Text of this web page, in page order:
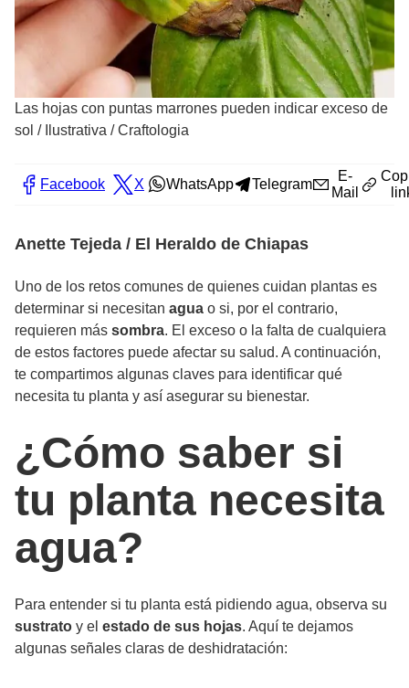
Las hojas con puntas marrones pueden indicar exceso de
sol / Ilustrativa / Craftologia
Facebook X WhatsApp Telegram
E-
Mail
Anette Tejeda / El Heraldo de Chiapas
Uno de los retos comunes de quienes cuidan plantas es
determinar si necesitan agua o si, por el contrario,
requieren más sombra. El exceso o la falta de cualquiera
de estos factores puede afectar su salud. A continuación,
te compartimos algunas claves para identificar qué
necesita tu planta y así asegurar su bienestar.
¿Cómo saber si
tu planta necesita
agua?
Para entender si tu planta está pidiendo agua, observa su
sustrato y el estado de sus hojas. Aquí te dejamos
algunas señales claras de deshidratación: